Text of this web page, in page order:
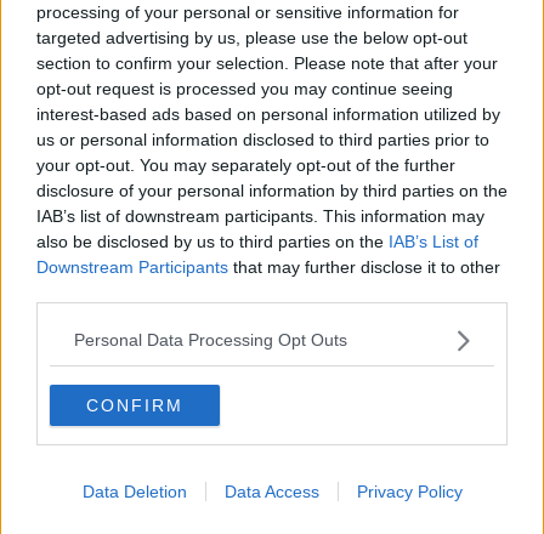
processing of your personal or sensitive information for
targeted advertising by us, please use the below opt-out
section to confirm your selection. Please note that after your
opt-out request is processed you may continue seeing
interest-based ads based on personal information utilized by
us or personal information disclosed to third parties prior to
your opt-out. You may separately opt-out of the further
disclosure of your personal information by third parties on the
IAB’s list of downstream participants. This information may
also be disclosed by us to third parties on the IAB’s List of
Downstream Participants that may further disclose it to other
Personal Data Processing Opt Outs
CONFIRM
Data Deletion Data Access Privacy Policy
Sono egoista, forse sarebbe meglio non lo dicessero a nessuno se
non dopo aver risolto la questione con me.
Non ho potere, aspetto.
Beh meglio far finta di non sentire ma immagino ugualmente mia
madre in cucina trafelata ad apparecchiare e a rispondere con una
mano mentre tiene il mestolo con l’altra.
Si ghiaccia il sangue insieme alla cena e tutto è lasciato lì così, non
so per quanto tempo.
In un intervallo senza memoria vedo mia madre e mio padre chini
su di me a distanza di pochi centimetri dal mio viso che mi tendono
le mani per tenermi tra le braccia come quando ero bambina.
Sento la mia mamma quando culla e canta la nenia dei giorni
antichi ma lei non esprime niente a voce ma solo a lacrime
sgorganti dagli occhi sinceri di tutto ciò.
I medici parlano con i miei genitori e tristemente annunciano:
operatoria per fermare l’emorragia sperando di salvarle la vita».